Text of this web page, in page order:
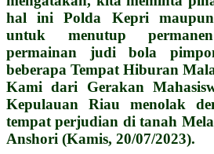
hal ini Polda Kepri maupun
untuk menutup
permainan judi bola
beberapa Tempat Hiburan
Kami dari Gerakan
Kepulauan Riau menolak
tempat perjudian di tanah
Anshori (Kamis, 20/07/2023).